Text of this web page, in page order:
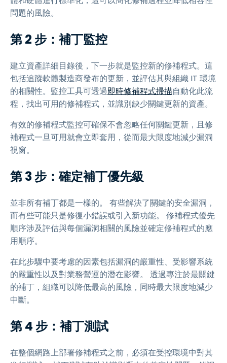
問題的風險。
第 2 步：補丁監控
建立資產詳細目錄後，下一步就是監控新的修補程式。這
包括追蹤軟體製造商發布的更新，並評估其與組織 IT 環境
的相關性。監控工具可透過即時修補程式掃描自動化此流
程，找出可用的修補程式，並識別缺少關鍵更新的資產。
有效的修補程式監控可確保不會忽略任何關鍵更新，且修
補程式一旦可用就會立即套用，從而最大限度地減少漏洞
視窗。
第 3 步：確定補丁優先級
並非所有補丁都是一樣的。 有些解決了關鍵的安全漏洞，
而有些可能只是修復小錯誤或引入新功能。 修補程式優先
順序涉及評估與每個漏洞相關的風險並確定修補程式的應
用順序。
在此步驟中要考慮的因素包括漏洞的嚴重性、受影響系統
的嚴重性以及對業務營運的潛在影響。 透過專注於最關鍵
的補丁，組織可以降低最高的風險，同時最大限度地減少
中斷。
第 4 步：補丁測試
在整個網路上部署修補程式之前，必須在受控環境中對其